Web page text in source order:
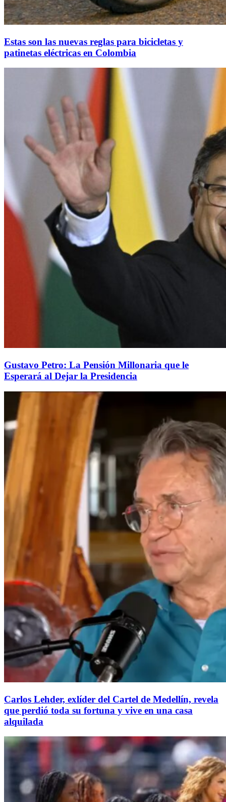
Estas son las nuevas reglas para bicicletas y
patinetas eléctricas en Colombia
Gustavo Petro: La Pensión Millonaria que le
Esperará al Dejar la Presidencia
Carlos Lehder, exlíder del Cartel de Medellín, revela
que perdió toda su fortuna y vive en una casa
alquilada